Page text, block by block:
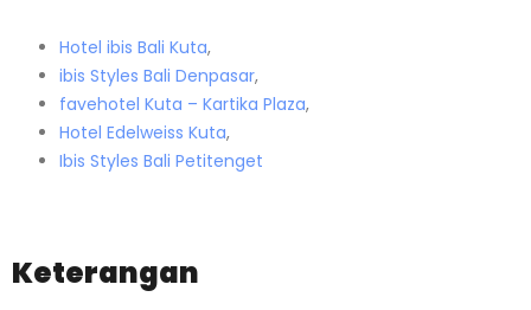
Hotel ibis Bali Kuta,
ibis Styles Bali Denpasar,
favehotel Kuta – Kartika Plaza,
Hotel Edelweiss Kuta,
Ibis Styles Bali Petitenget
Keterangan